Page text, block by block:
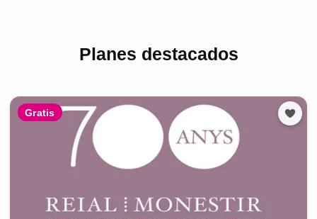
Planes destacados
Gratis